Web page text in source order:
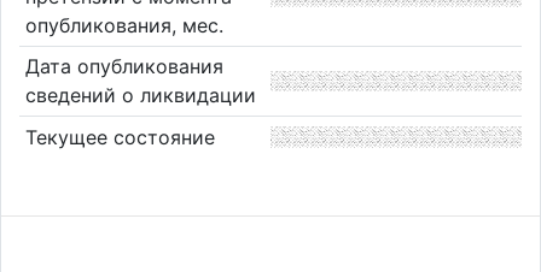
опубликования, мес.
Дата опубликования
сведений о ликвидации
Текущее состояние